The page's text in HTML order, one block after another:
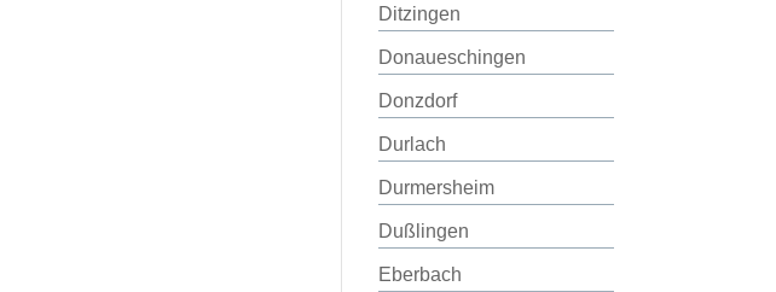
Ditzingen
Donaueschingen
Donzdorf
Durlach
Durmersheim
Dußlingen
Eberbach